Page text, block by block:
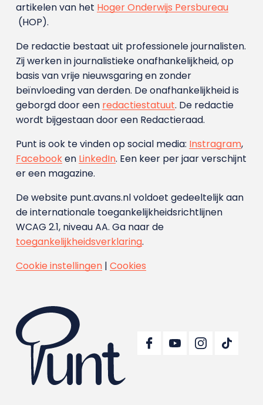
artikelen van het Hoger Onderwijs Persbureau
(HOP).
De redactie bestaat uit professionele journalisten.
Zij werken in journalistieke onafhankelijkheid, op
basis van vrije nieuwsgaring en zonder
beïnvloeding van derden. De onafhankelijkheid is
geborgd door een redactiestatuut. De redactie
wordt bijgestaan door een Redactieraad.
Punt is ook te vinden op social media: Instragram,
Facebooken LinkedIn. Een keer per jaar verschijnt
er een magazine.
De website punt.avans.nl voldoet gedeeltelijk aan
de internationale toegankelijkheidsrichtlijnen
WCAG 2.1, niveau AA. Ga naar de
toegankelijkheidsverklaring.
Cookie instellingen| Cookies